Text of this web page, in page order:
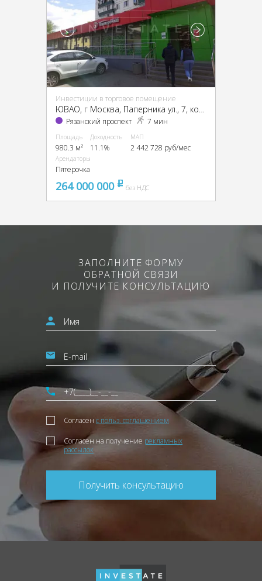
Инвестиции в торговое помещение
ЮВАО, г Москва, Паперника ул., 7, кор. 2
Рязанский проспект 7 мин
Площадь
980.3 м²
Доходность
11.1%
МАП
2 442 728 руб/мес
Арендаторы
Пятерочка
264 000 000 pуббез НДС
ЗАПОЛНИТЕ ФОРМУ
ОБРАТНОЙ СВЯЗИ
И ПОЛУЧИТЕ КОНСУЛЬТАЦИЮ
Согласен с польз. соглашением
Согласен на получение рекламных
рассылок
Получить консультацию